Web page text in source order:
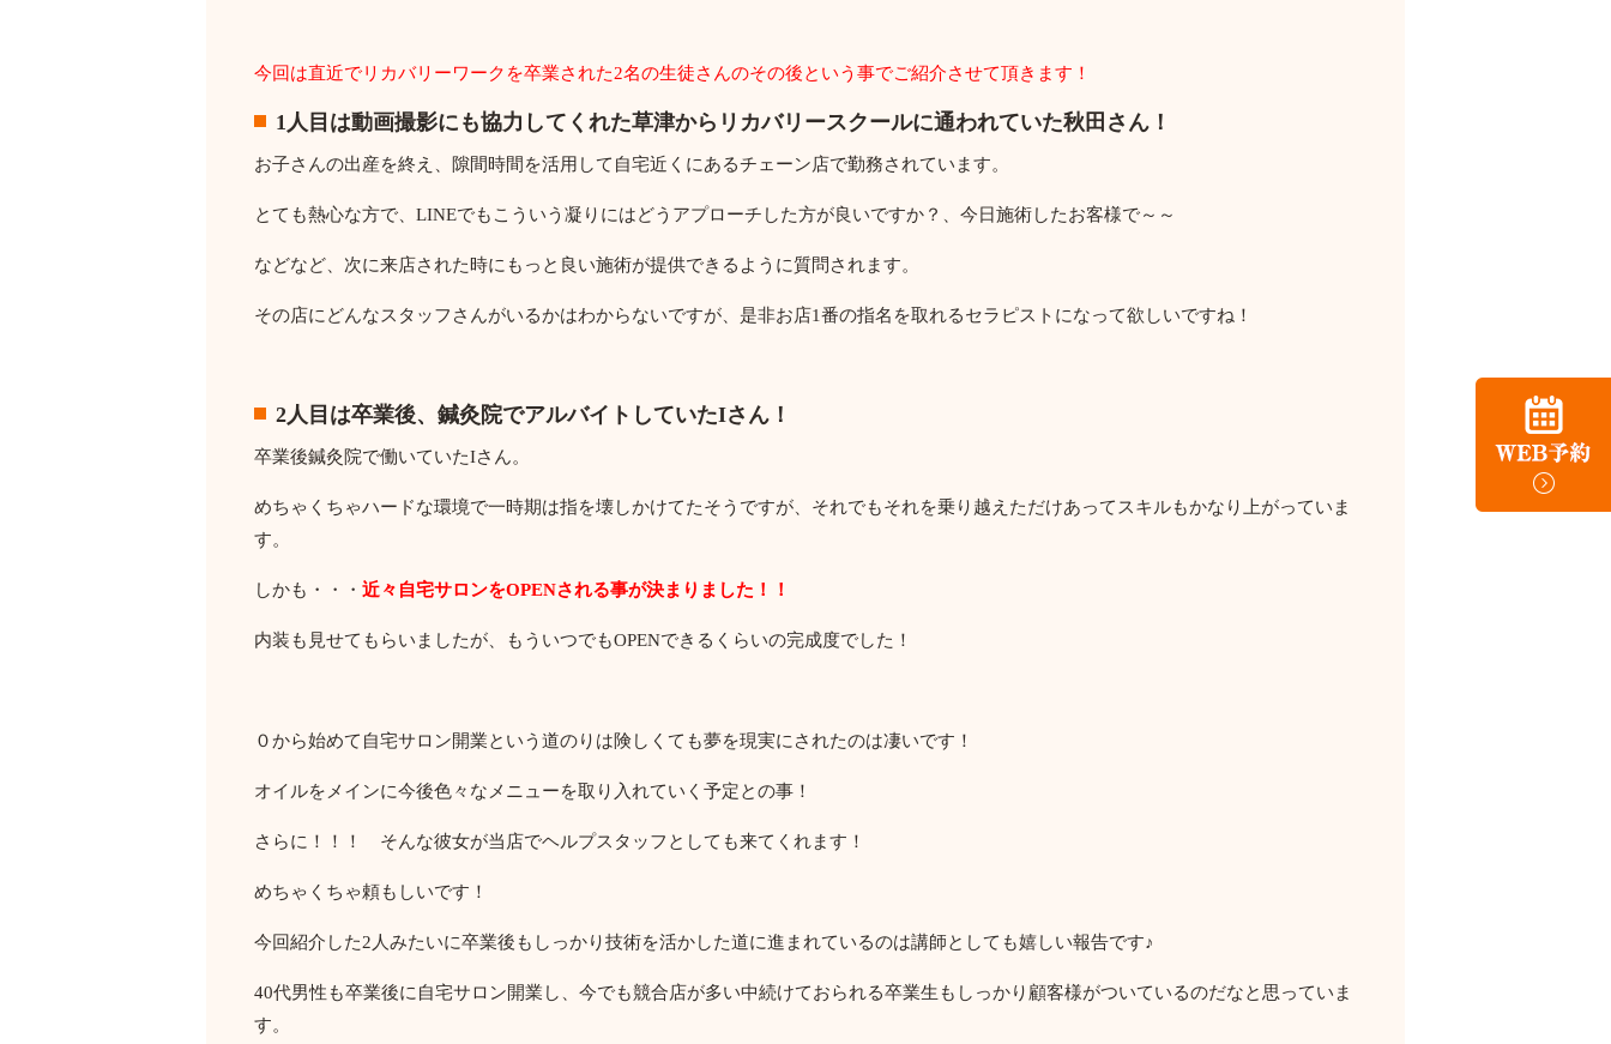
今回は直近でリカバリーワークを卒業された2名の生徒さんのその後という事でご紹介させて頂きます！
1人目は動画撮影にも協力してくれた草津からリカバリースクールに通われていた秋田さん！
お子さんの出産を終え、隙間時間を活用して自宅近くにあるチェーン店で勤務されています。
とても熱心な方で、LINEでもこういう凝りにはどうアプローチした方が良いですか？、今日施術したお客様で～～
などなど、次に来店された時にもっと良い施術が提供できるように質問されます。
その店にどんなスタッフさんがいるかはわからないですが、是非お店1番の指名を取れるセラピストになって欲しいですね！
2人目は卒業後、鍼灸院でアルバイトしていたIさん！
卒業後鍼灸院で働いていたIさん。
めちゃくちゃハードな環境で一時期は指を壊しかけてたそうですが、それでもそれを乗り越えただけあってスキルもかなり上がっていま
す。
しかも・・・ 近々自宅サロンをOPENされる事が決まりました！！
内装も見せてもらいましたが、もういつでもOPENできるくらいの完成度でした！
０から始めて自宅サロン開業という道のりは険しくても夢を現実にされたのは凄いです！
オイルをメインに今後色々なメニューを取り入れていく予定との事！
さらに！！！ そんな彼女が当店でヘルプスタッフとしても来てくれます！
めちゃくちゃ頼もしいです！
今回紹介した2人みたいに卒業後もしっかり技術を活かした道に進まれているのは講師としても嬉しい報告です♪
40代男性も卒業後に自宅サロン開業し、今でも競合店が多い中続けておられる卒業生もしっかり顧客様がついているのだなと思っていま
す。